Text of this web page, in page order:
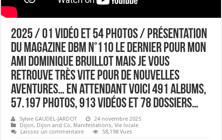
2025 / 01 vidéo et 54 photos / Présentation
du magazine DBM n°110 le dernier pour mon
ami Dominique Bruillot mais je vous
retrouve très vite pour de nouvelles
aventures… en attendant voici 491 albums,
57.197 photos, 913 vidéos et 78 dossiers…
Sylvie GAUDEL-JARDOT
24 novembre 2025
Dijon, Dijon and Co, Manifestations,Vie locale
Laissez un commentaire
58,198 Vues